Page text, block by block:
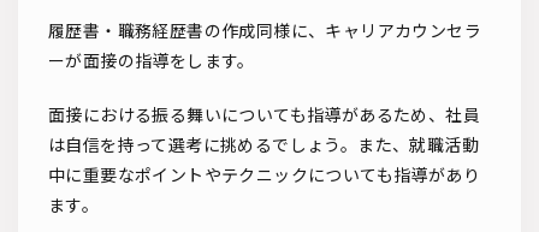
履歴書・職務経歴書の作成同様に、キャリアカウンセラ
ーが面接の指導をします。
面接における振る舞いについても指導があるため、社員
は自信を持って選考に挑めるでしょう。また、就職活動
中に重要なポイントやテクニックについても指導があり
ます。